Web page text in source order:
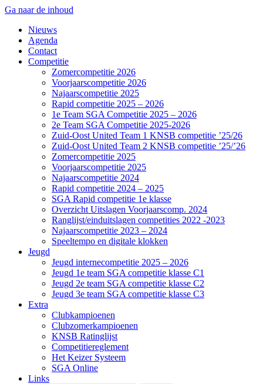
Ga naar de inhoud
Nieuws
Agenda
Contact
Competitie
Zomercompetitie 2026
Voorjaarscompetitie 2026
Najaarscompetitie 2025
Rapid competitie 2025 – 2026
1e Team SGA Competitie 2025 – 2026
2e Team SGA Competitie 2025-2026
Zuid-Oost United Team 1 KNSB competitie ’25/26
Zuid-Oost United Team 2 KNSB competitie ’25/’26
Zomercompetitie 2025
Voorjaarscompetitie 2025
Najaarscompetitie 2024
Rapid competitie 2024 – 2025
SGA Rapid competitie 1e klasse
Overzicht Uitslagen Voorjaarscomp. 2024
Ranglijst/einduitslagen competities 2022 -2023
Najaarscompetitie 2023 – 2024
Speeltempo en digitale klokken
Jeugd
Jeugd internecompetitie 2025 – 2026
Jeugd 1e team SGA competitie klasse C1
Jeugd 2e team SGA competitie klasse C2
Jeugd 3e team SGA competitie klasse C3
Extra
Clubkampioenen
Clubzomerkampioenen
KNSB Ratinglijst
Competitiereglement
Het Keizer Systeem
SGA Online
Links